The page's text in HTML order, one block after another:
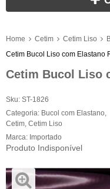
Home Cetim Cetim Liso
Cetim Bucol Liso com Elastano
Cetim Bucol Liso
Sku: ST-1826
Categoria: Bucol com Elastano
Cetim Cetim Liso
Marca: Importado
Produto Indisponível